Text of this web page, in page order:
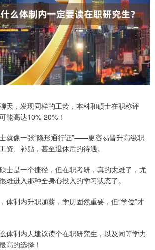
天，发现同样的工龄，本科和硕士在职称评
能高达10%-20%！
就像一张“隐形通行证”——更容易晋升高级职
资、补贴，甚至退休后的待遇。
士是一个捷径，但在职考研，真的太难了，尤
难进入那种全身心投入的学习状态了。
体制内升职加薪，学历固然重要，但“学位”才
体制内人建议读个在职研究生，以及同等学力
高的选择！